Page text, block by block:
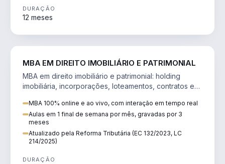
DURAÇÃO
12 meses
MBA EM DIREITO IMOBILIÁRIO E PATRIMONIAL
MBA em direito imobiliário e patrimonial: holding
imobiliária, incorporações, loteamentos, contratos e
MBA 100% online e ao vivo, com interação em tempo real
Aulas em 1 final de semana por mês, gravadas por 3
meses
Atualizado pela Reforma Tributária (EC 132/2023, LC
214/2025)
DURAÇÃO